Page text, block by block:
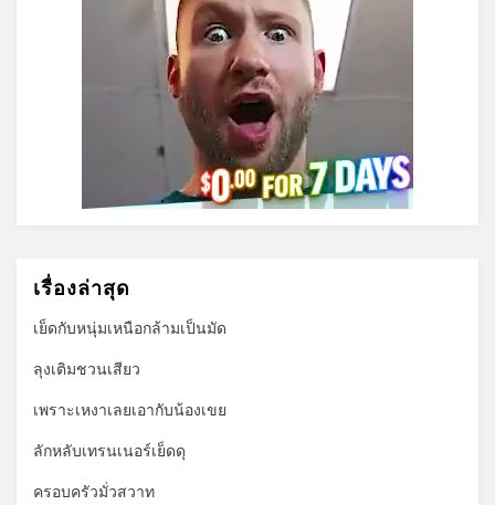
เรื่องล่าสุด
เย็ดกับหนุ่มเหนือกล้ามเป็นมัด
ลุงเติมชวนเสียว
เพราะเหงาเลยเอากับน้องเขย
ลักหลับเทรนเนอร์เย็ดดุ
ครอบครัวมั่วสวาท